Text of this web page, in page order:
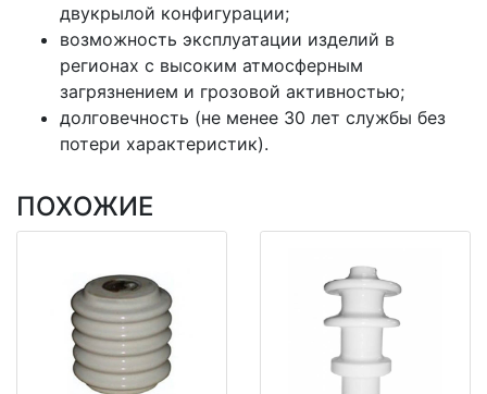
двукрылой конфигурации;
возможность эксплуатации изделий в
регионах с высоким атмосферным
загрязнением и грозовой активностью;
долговечность (не менее 30 лет службы без
потери характеристик).
ПОХОЖИЕ